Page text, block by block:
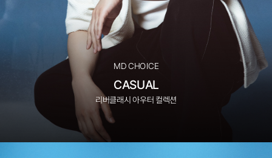
MD CHOICE
CASUAL
리버클래시 아우터 컬렉션